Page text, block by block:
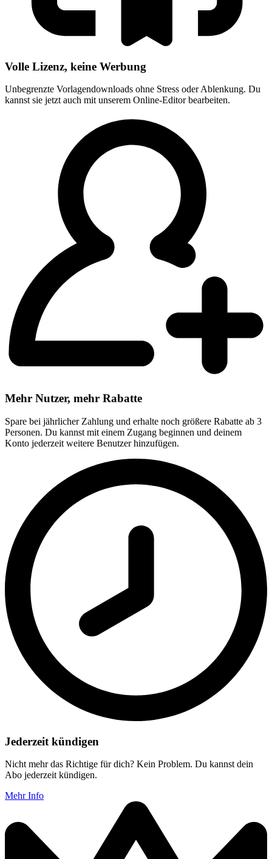
Volle Lizenz, keine Werbung
Unbegrenzte Vorlagendownloads ohne Stress oder Ablenkung. Du
kannst sie jetzt auch mit unserem Online-Editor bearbeiten.
Mehr Nutzer, mehr Rabatte
Spare bei jährlicher Zahlung und erhalte noch größere Rabatte ab 3
Personen. Du kannst mit einem Zugang beginnen und deinem
Konto jederzeit weitere Benutzer hinzufügen.
Jederzeit kündigen
Nicht mehr das Richtige für dich? Kein Problem. Du kannst dein
Abo jederzeit kündigen.
Mehr Info